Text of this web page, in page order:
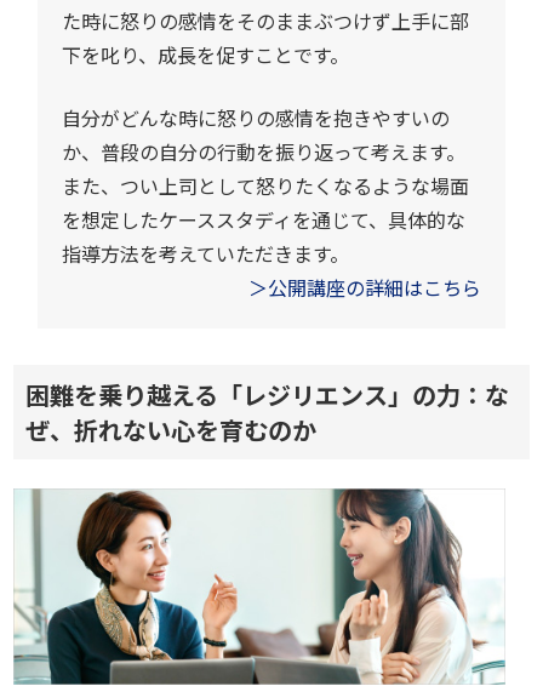
た時に怒りの感情をそのままぶつけず上手に部
下を叱り、成長を促すことです。
自分がどんな時に怒りの感情を抱きやすいの
か、普段の自分の行動を振り返って考えます。
また、つい上司として怒りたくなるような場面
を想定したケーススタディを通じて、具体的な
指導方法を考えていただきます。
＞公開講座の詳細はこちら
困難を乗り越える「レジリエンス」の力：な
ぜ、折れない心を育むのか